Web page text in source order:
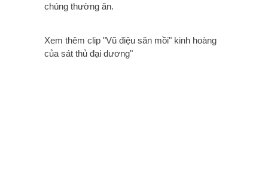
chúng thường ăn.
Xem thêm clip "Vũ điệu săn mồi" kinh hoàng
của sát thủ đại dương"